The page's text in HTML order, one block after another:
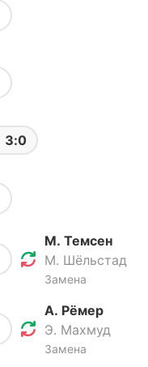
3:0
М. Темсен
М. Шёльстад
Замена
А. Рёмер
Э. Махмуд
Замена